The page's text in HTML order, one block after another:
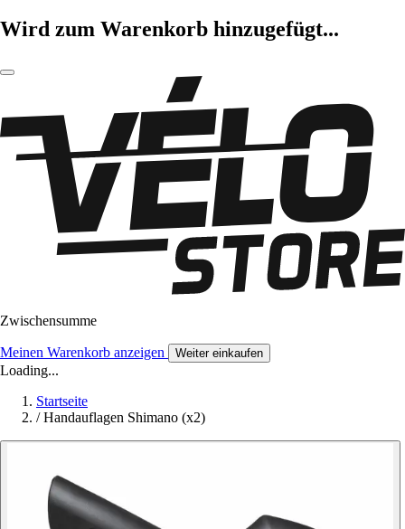
Wird zum Warenkorb hinzugefügt...
Zwischensumme
Meinen Warenkorb anzeigen Weiter einkaufen
Loading...
Startseite
/ Handauflagen Shimano (x2)